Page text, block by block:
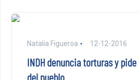
Natalia Figueroa 12-12-2016
INDH denuncia torturas y
del pueblo